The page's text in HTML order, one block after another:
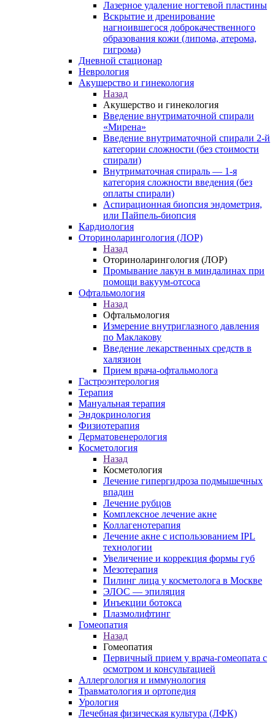
Лазерное удаление ногтевой пластины
Вскрытие и дренирование
нагноившегося доброкачественного
образования кожи (липома, атерома,
гигрома)
Дневной стационар
Неврология
Акушерство и гинекология
Назад
Акушерство и гинекология
Введение внутриматочной спирали
«Мирена»
Введение внутриматочной спирали 2-й
категории сложности (без стоимости
спирали)
Внутриматочная спираль — 1-я
категория сложности введения (без
оплаты спирали)
Аспирационная биопсия эндометрия,
или Пайпель-биопсия
Кардиология
Оториноларингология (ЛОР)
Назад
Оториноларингология (ЛОР)
Промывание лакун в миндалинах при
помощи вакуум-отсоса
Офтальмология
Назад
Офтальмология
Измерение внутриглазного давления
по Маклакову
Введение лекарственных средств в
халязион
Прием врача-офтальмолога
Гастроэнтерология
Терапия
Мануальная терапия
Эндокринология
Физиотерапия
Дерматовенерология
Косметология
Назад
Косметология
Лечение гипергидроза подмышечных
впадин
Лечение рубцов
Комплексное лечение акне
Коллагенотерапия
Лечение акне с использованием IPL
технологии
Увеличение и коррекция формы губ
Мезотерапия
Пилинг лица у косметолога в Москве
ЭЛОС — эпиляция
Инъекции ботокса
Плазмолифтинг
Гомеопатия
Назад
Гомеопатия
Первичный прием у врача-гомеопата с
осмотром и консультацией
Аллергология и иммунология
Травматология и ортопедия
Урология
Лечебная физическая культура (ЛФК)